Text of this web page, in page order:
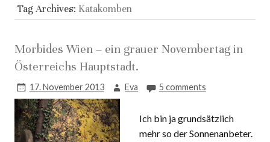
Tag Archives: Katakomben
Morbides Wien – ein grauer Novembertag in
Österreichs Hauptstadt.
17. November 2013 Eva 5 comments
Ich bin ja grundsätzlich
mehr so der Sonnenanbeter.